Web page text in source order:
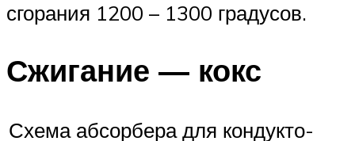
сгорания 1200 – 1300 градусов.
Сжигание — кокс
Схема абсорбера для кондукто-